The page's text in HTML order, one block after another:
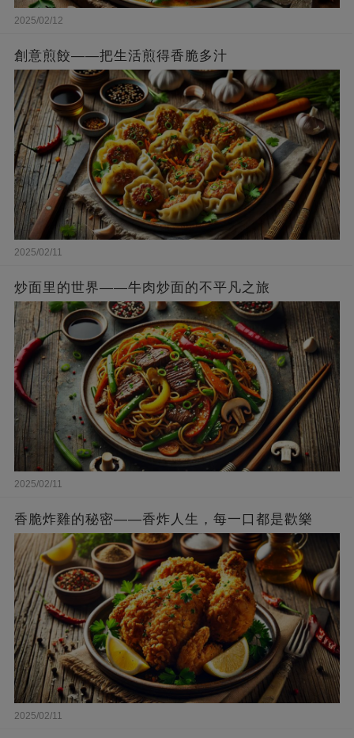
2025/02/12
創意煎餃——把生活煎得香脆多汁
2025/02/11
炒面里的世界——牛肉炒面的不平凡之旅
2025/02/11
香脆炸雞的秘密——香炸人生，每一口都是歡樂
2025/02/11